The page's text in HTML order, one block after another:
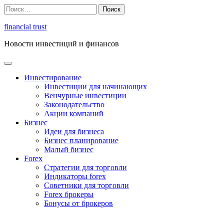
Перейти
к
содержимому
Найти:
financial trust
Новости инвестиций и финансов
Инвестирование
Инвестиции для начинающих
Венчурные инвестиции
Законодательство
Акции компаний
Бизнес
Идеи для бизнеса
Бизнес планирование
Малый бизнес
Forex
Стратегии для торговли
Индикаторы forex
Советники для торговли
Forex брокеры
Бонусы от брокеров